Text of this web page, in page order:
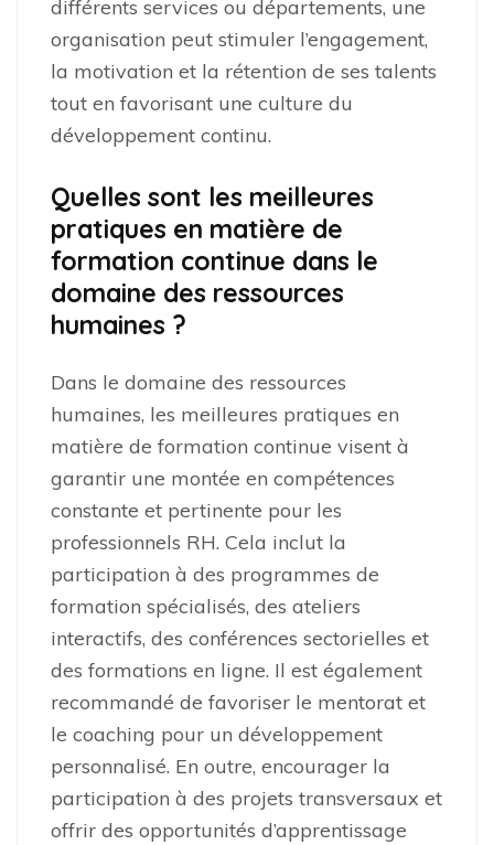
différents services ou départements, une
organisation peut stimuler l’engagement,
la motivation et la rétention de ses talents
tout en favorisant une culture du
développement continu.
Quelles sont les meilleures
pratiques en matière de
formation continue dans le
domaine des ressources
humaines ?
Dans le domaine des ressources
humaines, les meilleures pratiques en
matière de formation continue visent à
garantir une montée en compétences
constante et pertinente pour les
professionnels RH. Cela inclut la
participation à des programmes de
formation spécialisés, des ateliers
interactifs, des conférences sectorielles et
des formations en ligne. Il est également
recommandé de favoriser le mentorat et
le coaching pour un développement
personnalisé. En outre, encourager la
participation à des projets transversaux et
offrir des opportunités d’apprentissage